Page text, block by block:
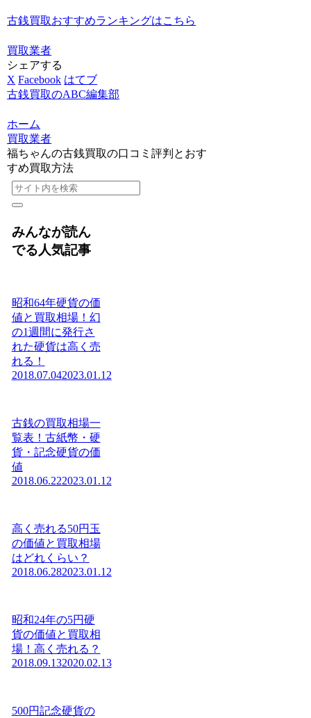
古銭買取おすすめランキングはこちら
買取業者
シェアする
X Facebook はてブ
古銭買取のABC編集部
ホーム
買取業者
福ちゃんの古銭買取の口コミ評判とおす
すめ買取方法
みんなが読ん
でる人気記事
昭和64年硬貨の価
値と買取相場！幻
の1週間に発行さ
れた硬貨は高く売
れる！
2018.07.042023.01.12
古銭の買取相場一
覧表！古紙幣・硬
貨・記念硬貨の価
値
2018.06.222023.01.12
高く売れる50円玉
の価値と買取相場
はどれくらい？
2018.06.282023.01.12
昭和24年の5円硬
貨の価値と買取相
場！高く売れる？
2018.09.132020.02.13
500円記念硬貨の